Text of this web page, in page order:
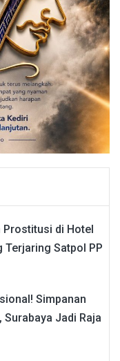
Prostitusi di Hotel
Terjaring Satpol PP
Simpanan
Surabaya Jadi Raja